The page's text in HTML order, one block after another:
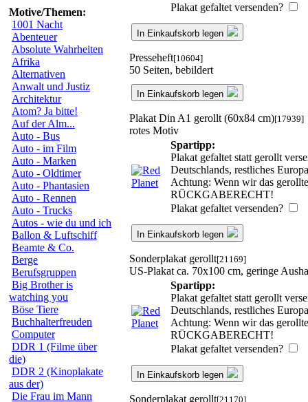
Motive/Themen:
1001 Nacht
Abenteuer
Absolute Wahrheiten
Afrika
Alternativen
Anwalt und Justiz
Architektur
Atom? Ja bitte!
Auf der Alm...
Auto - Bus
Auto - im Film
Auto - Marken
Auto - Oldtimer
Auto - Phantasien
Auto - Rennen
Auto - Trucks
Autos - wie du und ich
Ballon & Luftschiff
Beamte & Co.
Berge
Berufsgruppen
Big Brother is
watching you
Böse Tiere
Buchhalterfreuden
Computer
DDR 1 (Filme über
die)
DDR 2 (Kinoplakate
aus der)
Die Frau im Mann
Plakat gefaltet versenden?
In Einkaufskorb legen
Presseheft[10604]
50 Seiten, bebildert
In Einkaufskorb legen
Plakat Din A1 gerollt (60x84 cm)[17939]
rotes Motiv
Spartipp:
Plakat gefaltet statt gerollt
Deutschlands, restliches
Achtung: Wenn wir das
RÜCKGABERECHT!
Plakat gefaltet versenden?
In Einkaufskorb legen
Sonderplakat gerollt[21169]
US-Plakat ca. 70x100 cm, geringe
Spartipp:
Plakat gefaltet statt gerollt
Deutschlands, restliches
Achtung: Wenn wir das
RÜCKGABERECHT!
Plakat gefaltet versenden?
In Einkaufskorb legen
Sonderplakat gerollt[21170]